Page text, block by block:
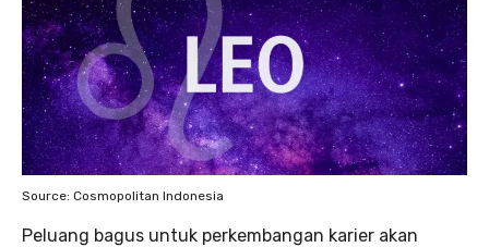
Source: Cosmopolitan Indonesia
Peluang bagus untuk perkembangan karier akan